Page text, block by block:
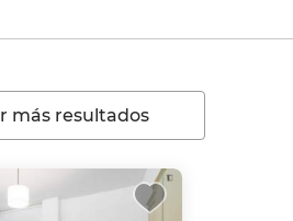
más resultados